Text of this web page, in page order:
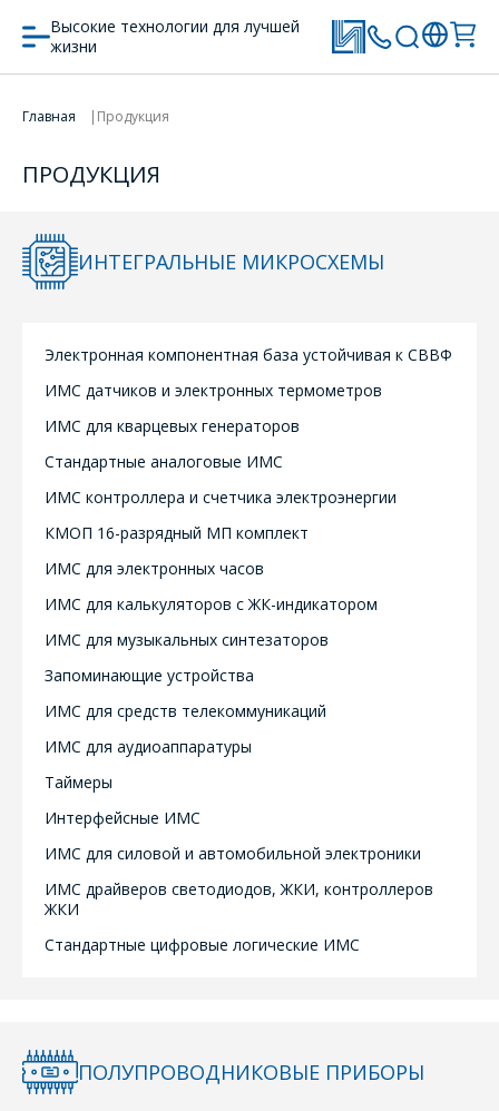
Высокие технологии для лучшей
жизни
Главная Продукция
ПРОДУКЦИЯ
ИНТЕГРАЛЬНЫЕ МИКРОСХЕМЫ
Электронная компонентная база устойчивая к СВВФ
ИМС датчиков и электронных термометров
ИМС для кварцевых генераторов
Стандартные аналоговые ИМС
ИМС контроллера и счетчика электроэнергии
КМОП 16-разрядный МП комплект
ИМС для электронных часов
ИМС для калькуляторов с ЖК-индикатором
ИМС для музыкальных синтезаторов
Запоминающие устройства
ИМС для средств телекоммуникаций
ИМС для аудиоаппаратуры
Таймеры
Интерфейсные ИМС
ИМС для силовой и автомобильной электроники
ИМС драйверов светодиодов, ЖКИ, контроллеров
ЖКИ
Стандартные цифровые логические ИМС
ПОЛУПРОВОДНИКОВЫЕ ПРИБОРЫ